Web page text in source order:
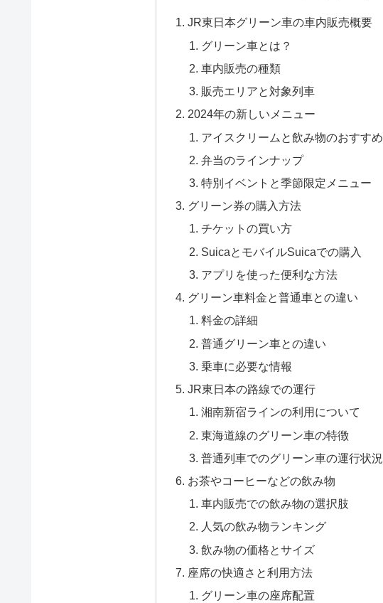
JR東日本グリーン車の車内販売概要
グリーン車とは？
車内販売の種類
販売エリアと対象列車
2024年の新しいメニュー
アイスクリームと飲み物のおすすめ
弁当のラインナップ
特別イベントと季節限定メニュー
グリーン券の購入方法
チケットの買い方
SuicaとモバイルSuicaでの購入
アプリを使った便利な方法
グリーン車料金と普通車との違い
料金の詳細
普通グリーン車との違い
乗車に必要な情報
JR東日本の路線での運行
湘南新宿ラインの利用について
東海道線のグリーン車の特徴
普通列車でのグリーン車の運行状況
お茶やコーヒーなどの飲み物
車内販売での飲み物の選択肢
人気の飲み物ランキング
飲み物の価格とサイズ
座席の快適さと利用方法
グリーン車の座席配置